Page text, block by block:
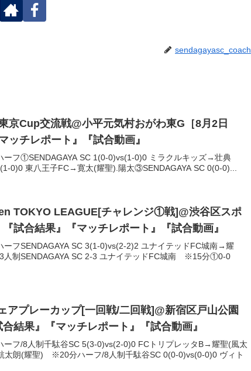
sendagayasc_coach
京Cup交流戦@小平元気村おがわ東G［8月2日
ッチレポート』『試合動画』
①SENDAGAYA SC 1(0-0)vs(1-0)0 ミラクルキッズ→壮典
0)0 東八王子FC→寛太(耀聖).陽太③SENDAGAYA SC 0(0-0)...
TOKYO LEAGUE[チャレンジ①戦]@渋谷区スポ
試合結果』『マッチレポート』『試合動画』
SENDAGAYA SC 3(1-0)vs(2-2)2 ユナイテッドFC城南→耀
制SENDAGAYA SC 2-3 ユナイテッドFC城南 ※15分①0-0
アプレーカップ[一回戦/二回戦]@新宿区戸山公園
結果』『マッチレポート』『試合動画』
/8人制千駄谷SC 5(3-0)vs(2-0)0 FCトリプレッタB→耀聖(風太
太朗(耀聖) ※20分ハーフ/8人制千駄谷SC 0(0-0)vs(0-0)0 ヴィト